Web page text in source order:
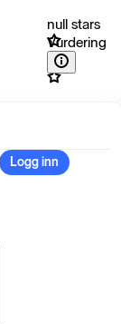
null stars
Vurdering
Logg inn